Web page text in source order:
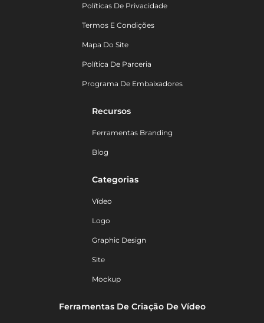
Políticas De Privacidade
Termos E Condições
Mapa Do Site
Política De Parceria
Programa De Embaixadores
Recursos
Ferramentas Branding
Blog
Categorias
Vídeo
Logo
Graphic Design
Site
Mockup
Ferramentas De Criação De Vídeo